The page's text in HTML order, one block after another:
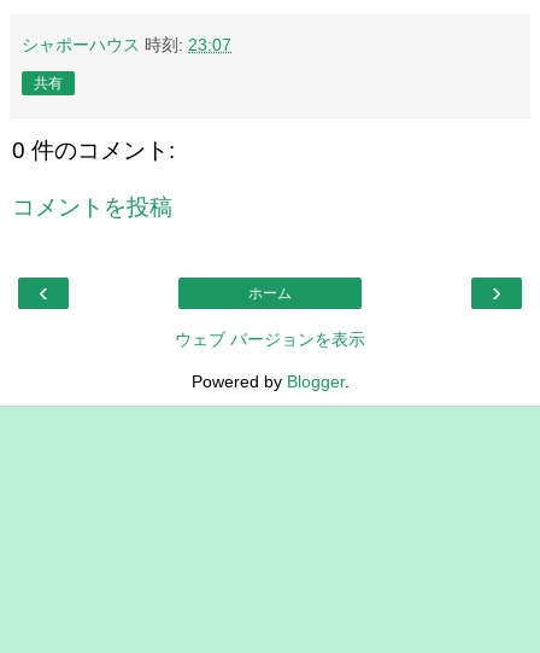
シャポーハウス 時刻: 23:07
共有
0 件のコメント:
コメントを投稿
‹ ›
ホーム
ウェブ バージョンを表示
Powered by Blogger.